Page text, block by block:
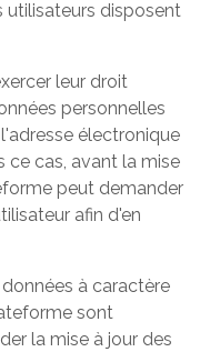
utilisateurs disposent
leur droit
personnelles
électronique
ce cas, avant la mise
peut demander
afin d'en
à caractère
sont
la mise à jour des